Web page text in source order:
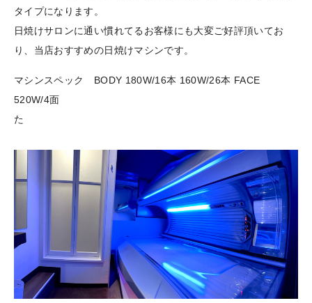
タイプになります。
日焼けサロンに通い慣れてるお客様にも大変ご好評頂いてお
り、当店おすすめの日焼けマシンです。
マシンスペック BODY 180W/16本 160W/26本 FACE
520W/4面
た